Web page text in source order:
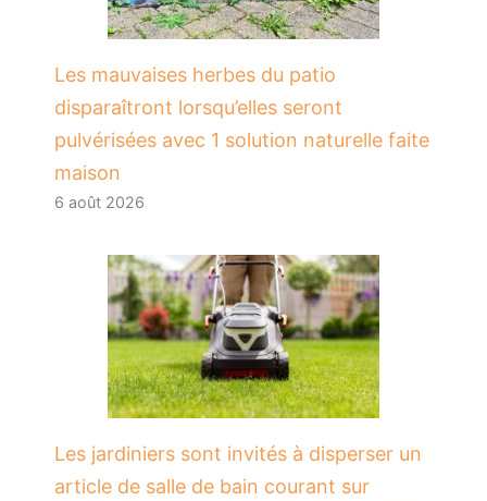
Les mauvaises herbes du patio
disparaîtront lorsqu’elles seront
pulvérisées avec 1 solution naturelle faite
maison
6 août 2026
Les jardiniers sont invités à disperser un
article de salle de bain courant sur